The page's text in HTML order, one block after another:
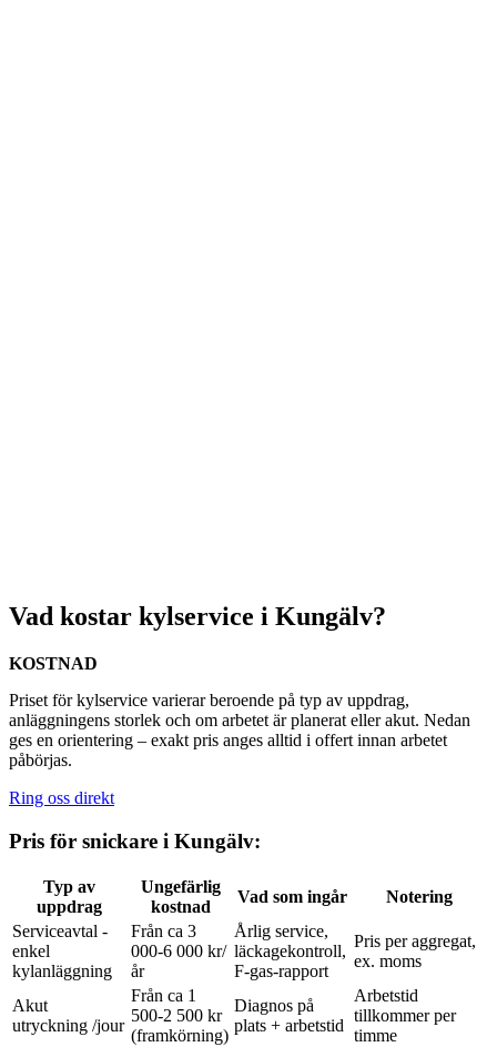
Vad kostar kylservice i Kungälv?
KOSTNAD
Priset för kylservice varierar beroende på typ av uppdrag,
anläggningens storlek och om arbetet är planerat eller akut. Nedan
ges en orientering – exakt pris anges alltid i offert innan arbetet
påbörjas.
Ring oss direkt
Pris för snickare i Kungälv:
Typ av
uppdrag
Ungefärlig
kostnad
Vad som ingår
Notering
Serviceavtal -
enkel
kylanläggning
Från ca 3
000-6 000 kr/
år
Årlig service,
läckagekontroll,
F-gas-rapport
Pris per aggregat,
ex. moms
Akut
utryckning /jour
Från ca 1
500-2 500 kr
(framkörning)
Diagnos på
plats + arbetstid
Arbetstid
tillkommer per
timme